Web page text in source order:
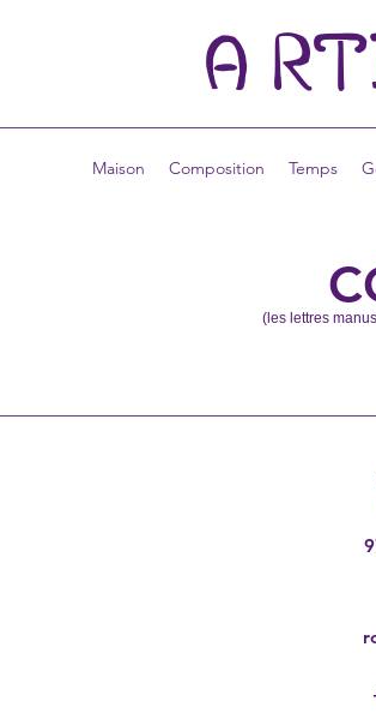
A
Maison Composition Temps
(les lettres